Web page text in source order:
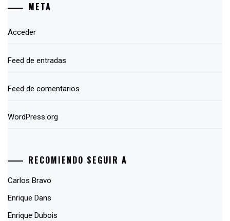
META
Acceder
Feed de entradas
Feed de comentarios
WordPress.org
RECOMIENDO SEGUIR A
Carlos Bravo
Enrique Dans
Enrique Dubois